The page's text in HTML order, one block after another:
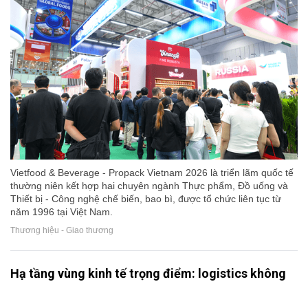
Vietfood & Beverage - Propack Vietnam 2026 là triển lãm quốc tế
thường niên kết hợp hai chuyên ngành Thực phẩm, Đồ uống và
Thiết bị - Công nghệ chế biến, bao bì, được tổ chức liên tục từ
năm 1996 tại Việt Nam.
Thương hiệu - Giao thương
Hạ tầng vùng kinh tế trọng điểm: logistics không